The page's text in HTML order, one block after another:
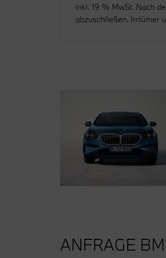
inkl. 19 % MwSt. Nach
abzuschließen. Irrtümer
ANFRAGE